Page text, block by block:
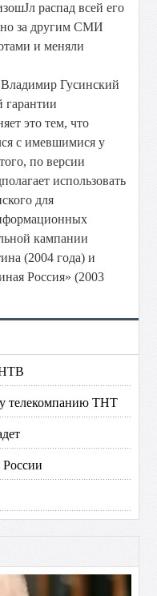
распад всей его
за другим СМИ
и меняли
Гусинский
гарантии
это тем, что
с имевшимися у
по версии
использовать
для
кампании
(2004 года) и
Россия» (2003
НТВ
телекомпанию ТНТ